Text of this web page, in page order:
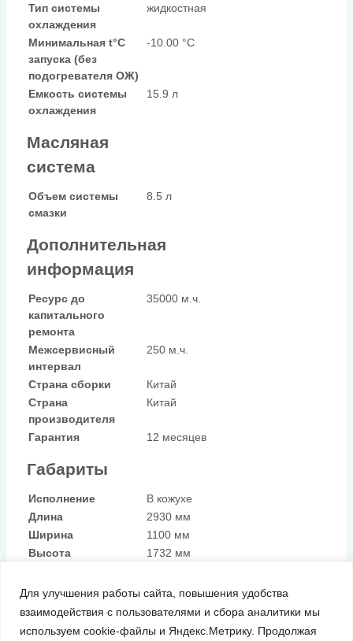
Для улучшения работы сайта, повышения удобства
взаимодействия с пользователями и сбора аналитики мы
используем cookie-файлы и Яндекс.Метрику. Продолжая
Тип системы
охлаждения
жидкостная
Минимальная t°С
запуска (без
подогревателя ОЖ)
-10.00 °С
Емкость системы
охлаждения
15.9 л
Масляная
система
Объем системы
смазки
8.5 л
Дополнительная
информация
Ресурс до
капитального
ремонта
35000 м.ч.
Межсервисный
интервал
250 м.ч.
Страна сборки
Китай
Страна
производителя
Китай
Гарантия 12 месяцев
Габариты
Исполнение
В кожухе
Длина
2930 мм
Ширина
1100 мм
Высота
1732 мм
Доставка